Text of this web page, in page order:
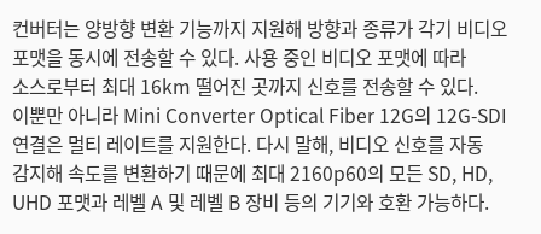
United Kingdom
United States
컨버터는 양방향 변환 기능까지 지원해 방향과 종류가 각기 비디오
포맷을 동시에 전송할 수 있다. 사용 중인 비디오 포맷에 따라
소스로부터 최대 16km 떨어진 곳까지 신호를 전송할 수 있다.
이뿐만 아니라 Mini Converter Optical Fiber 12G의 12G-SDI
연결은 멀티 레이트를 지원한다. 다시 말해, 비디오 신호를 자동
감지해 속도를 변환하기 때문에 최대 2160p60의 모든 SD, HD,
UHD 포맷과 레벨 A 및 레벨 B 장비 등의 기기와 호환 가능하다.